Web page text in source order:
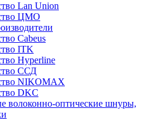
Lan Union
ЦМО
Cabeus
ITK
Hyperline
ССД
NIKOMAX
DKC
волоконно-оптические шнуры,